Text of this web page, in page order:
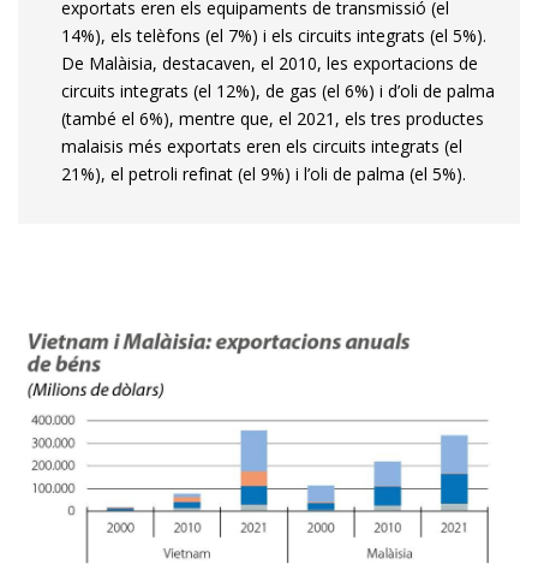
exportats eren els equipaments de transmissió (el
14%), els telèfons (el 7%) i els circuits integrats (el 5%).
De Malàisia, destacaven, el 2010, les exportacions de
circuits integrats (el 12%), de gas (el 6%) i d’oli de palma
(també el 6%), mentre que, el 2021, els tres productes
malaisis més exportats eren els circuits integrats (el
21%), el petroli refinat (el 9%) i l’oli de palma (el 5%).